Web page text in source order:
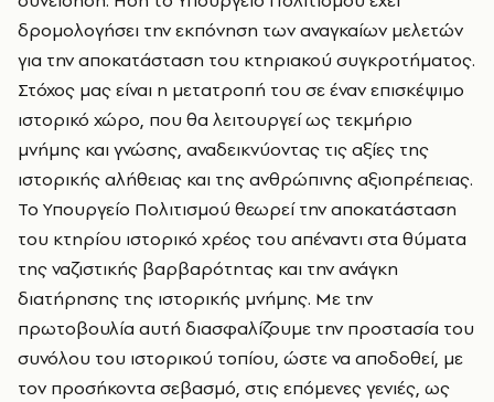
δρομολογήσει την εκπόνηση των αναγκαίων μελετών
για την αποκατάσταση του κτηριακού συγκροτήματος.
Στόχος μας είναι η μετατροπή του σε έναν επισκέψιμο
ιστορικό χώρο, που θα λειτουργεί ως τεκμήριο
μνήμης και γνώσης, αναδεικνύοντας τις αξίες της
ιστορικής αλήθειας και της ανθρώπινης αξιοπρέπειας.
Το Υπουργείο Πολιτισμού θεωρεί την αποκατάσταση
του κτηρίου ιστορικό χρέος του απέναντι στα θύματα
της ναζιστικής βαρβαρότητας και την ανάγκη
διατήρησης της ιστορικής μνήμης. Με την
πρωτοβουλία αυτή διασφαλίζουμε την προστασία του
συνόλου του ιστορικού τοπίου, ώστε να αποδοθεί, με
τον προσήκοντα σεβασμό, στις επόμενες γενιές, ως